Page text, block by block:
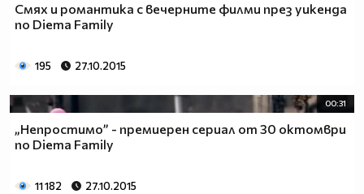
Смях и романтика с вечерните филми през уикенда
по Diema Family
195 27.10.2015
00:31
„Непростимо” - премиерен сериал от 30 октомври
по Diema Family
11 182 27.10.2015